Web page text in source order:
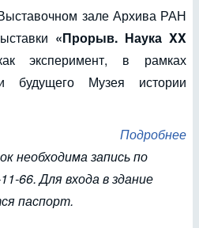
зале Архива РАН
«Прорыв. Наука XX
эксперимент, в рамках
будущего Музея истории
Подробнее
необходима запись по
66. Для входа в здание
паспорт.